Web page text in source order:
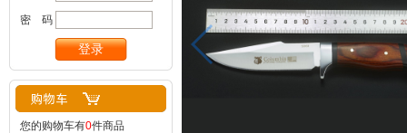
密 码
您的购物车有0件商品